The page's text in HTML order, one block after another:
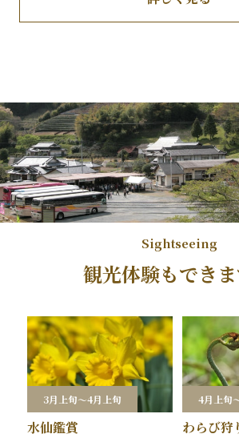
観光体験もできま
3月上旬～4月上旬
水仙鑑賞
4月上旬
わらび狩